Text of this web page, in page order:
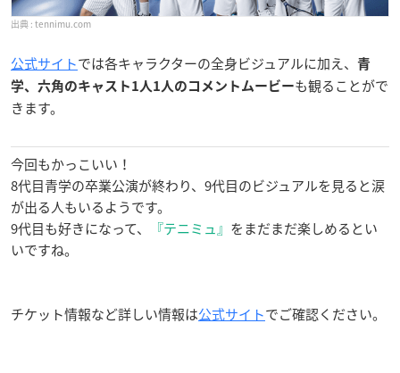
tennimu.com
公式サイトでは各キャラクターの全身ビジュアルに加え、
青
学、六角のキャスト1人1人のコメントムービーも観ることがで
きます。
今回もかっこいい！
8代目青学の卒業公演が終わり、9代目のビジュアルを見ると涙
が出る人もいるようです。
9代目も好きになって、
『テニミュ』 をまだまだ楽しめるとい
いですね。
チケット情報など詳しい情報は公式サイトでご確認ください。